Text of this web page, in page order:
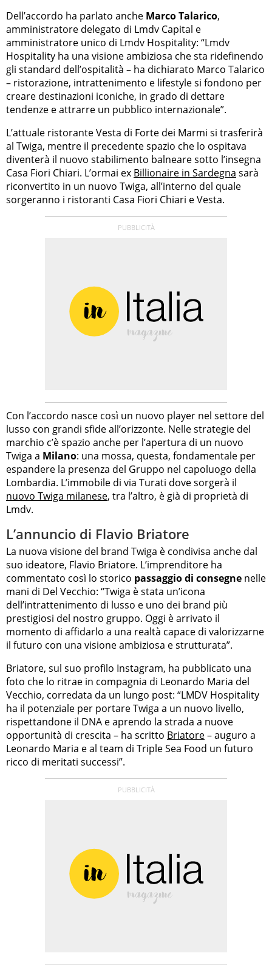
Dell’accordo ha parlato anche Marco Talarico,
amministratore delegato di Lmdv Capital e
amministratore unico di Lmdv Hospitality: “Lmdv
Hospitality ha una visione ambiziosa che sta ridefinendo
gli standard dell’ospitalità – ha dichiarato Marco Talarico
– ristorazione, intrattenimento e lifestyle si fondono per
creare destinazioni iconiche, in grado di dettare
tendenze e attrarre un pubblico internazionale”.
L’attuale ristorante Vesta di Forte dei Marmi si trasferirà
al Twiga, mentre il precedente spazio che lo ospitava
diventerà il nuovo stabilimento balneare sotto l’insegna
Casa Fiori Chiari. L’ormai ex Billionaire in Sardegna sarà
riconvertito in un nuovo Twiga, all’interno del quale
sorgeranno i ristoranti Casa Fiori Chiari e Vesta.
Con l’accordo nasce così un nuovo player nel settore del
lusso con grandi sfide all’orizzonte. Nelle strategie del
marchio c’è spazio anche per l’apertura di un nuovo
Twiga a Milano: una mossa, questa, fondamentale per
espandere la presenza del Gruppo nel capoluogo della
Lombardia. L’immobile di via Turati dove sorgerà il
nuovo Twiga milanese, tra l’altro, è già di proprietà di
Lmdv.
L’annuncio di Flavio Briatore
La nuova visione del brand Twiga è condivisa anche dal
suo ideatore, Flavio Briatore. L’imprenditore ha
commentato così lo storico passaggio di consegne nelle
mani di Del Vecchio: “Twiga è stata un’icona
dell’intrattenimento di lusso e uno dei brand più
prestigiosi del nostro gruppo. Oggi è arrivato il
momento di affidarlo a una realtà capace di valorizzarne
il futuro con una visione ambiziosa e strutturata”.
Briatore, sul suo profilo Instagram, ha pubblicato una
foto che lo ritrae in compagnia di Leonardo Maria del
Vecchio, corredata da un lungo post: “LMDV Hospitality
ha il potenziale per portare Twiga a un nuovo livello,
rispettandone il DNA e aprendo la strada a nuove
opportunità di crescita – ha scritto Briatore– auguro a
Leonardo Maria e al team di Triple Sea Food un futuro
ricco di meritati successi”.